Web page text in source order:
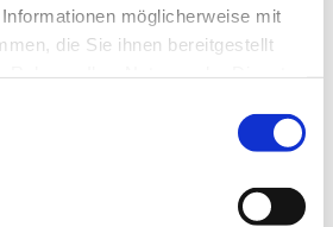
möglicherweise mit
die Sie ihnen bereitgestellt
Anreise
Tarifverbund Stuttgart GmbH
AG